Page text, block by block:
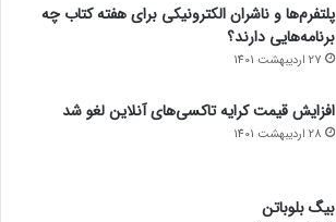
پلتفرم‌ها و ناشران الکترونیکی برای هفته کتاب چه
برنامه‌هایی دارند؟
27 اردیبهشت 1401
افزایش قیمت کرایه تاکسی‌های آنلاین لغو شد
28 اردیبهشت 1401
بیگ بلوباتن